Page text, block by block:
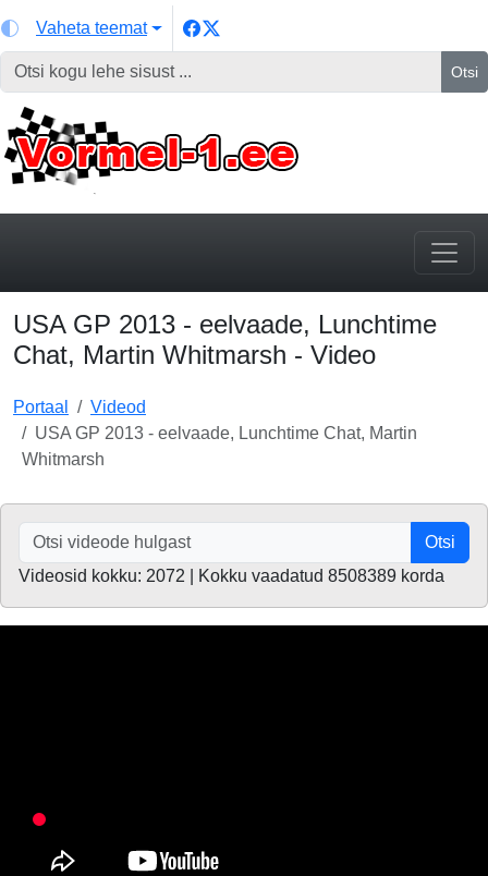
Vaheta teemat
Otsi
USA GP 2013 - eelvaade, Lunchtime
Chat, Martin Whitmarsh - Video
Portaal
Videod
USA GP 2013 - eelvaade, Lunchtime Chat, Martin
Whitmarsh
Otsi
Videosid kokku: 2072 | Kokku vaadatud 8508389 korda